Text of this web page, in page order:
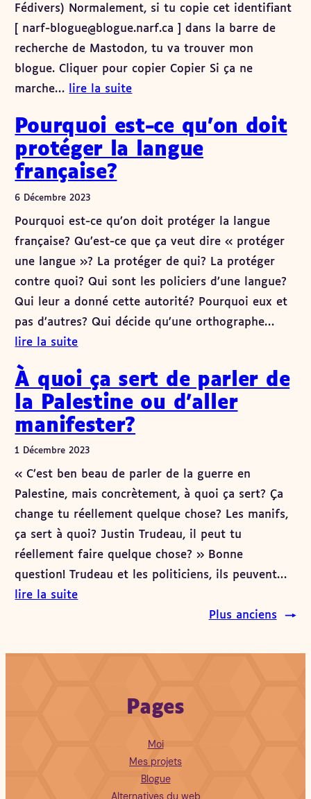
Fédivers) Normalement, si tu copie cet identifiant
[ narf-blogue@blogue.narf.ca ] dans la barre de
recherche de Mastodon, tu va trouver mon
blogue. Cliquer pour copier Copier Si ça ne
marche…
lire la suite
Pourquoi est-ce qu’on doit
protéger la langue
française?
6 Décembre 2023
Pourquoi est-ce qu’on doit protéger la langue
française? Qu’est-ce que ça veut dire « protéger
une langue »? La protéger de qui? La protéger
contre quoi? Qui sont les policiers d’une langue?
Qui leur a donné cette autorité? Pourquoi eux et
pas d’autres? Qui décide qu’une orthographe…
lire la suite
À quoi ça sert de parler de
la Palestine ou d’aller
manifester?
1 Décembre 2023
« C’est ben beau de parler de la guerre en
Palestine, mais concrètement, à quoi ça sert? Ça
change tu réellement quelque chose? Les manifs,
ça sert à quoi? Justin Trudeau, il peut tu
réellement faire quelque chose? » Bonne
question! Trudeau et les politiciens, ils peuvent…
lire la suite
Plus anciens
→
Pages
Moi
Mes projets
Blogue